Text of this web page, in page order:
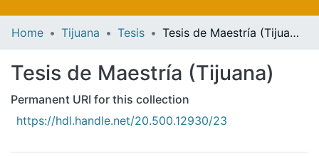
Inicio
Statistics
Home Tijuana Tesis Tesis de Maestría (Tijuana)
Tesis de Maestría (Tijuana)
Permanent URI for this collection
https://hdl.handle.net/20.500.12930/23